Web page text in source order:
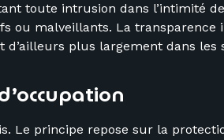
toute intrusion dans l’intimité
ou malveillants. La transparence
plus largement dans les
Le principe repose sur la